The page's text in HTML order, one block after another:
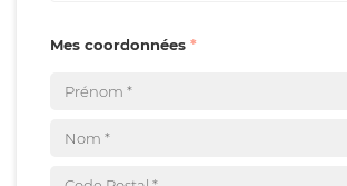
Mes coordonnées